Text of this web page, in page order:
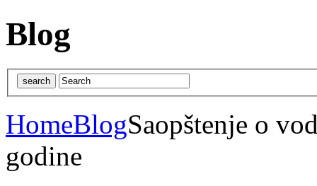
Blog
HomeBlogSaopštenje o
godine